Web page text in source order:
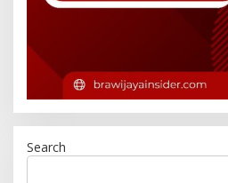
Search